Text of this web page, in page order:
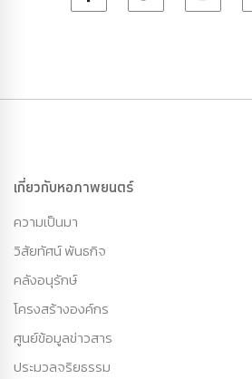
เกี่ยวกับหอภาพยนตร์
ความเป็นมา
วิสัยทัศน์ พันธกิจ
คลังอนุรักษ์
โครงสร้างองค์กร
ศูนย์ข้อมูลข่าวสาร
ประมวลจริยธรรม